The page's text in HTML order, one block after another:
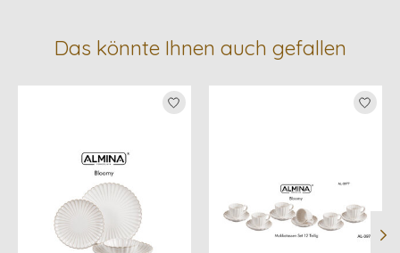
Das könnte Ihnen auch gefallen
Produkt-Karussell-Artikel